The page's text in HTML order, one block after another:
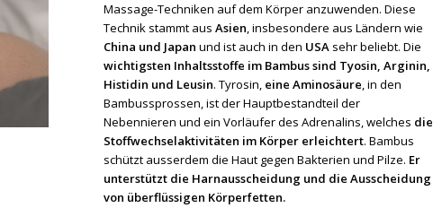
Massage-Techniken auf dem Körper anzuwenden. Diese
Technik stammt aus Asien, insbesondere aus Ländern wie
China und Japan und ist auch in den USA sehr beliebt. Die
wichtigsten Inhaltsstoffe im Bambus sind Tyosin, Arginin,
Histidin und Leusin. Tyrosin, eine Aminosäure, in den
Bambussprossen, ist der Hauptbestandteil der
Nebennieren und ein Vorläufer des Adrenalins, welches die
Stoffwechselaktivitäten im Körper erleichtert. Bambus
schützt ausserdem die Haut gegen Bakterien und Pilze. Er
unterstützt die Harnausscheidung und die Ausscheidung
von überflüssigen Körperfetten.